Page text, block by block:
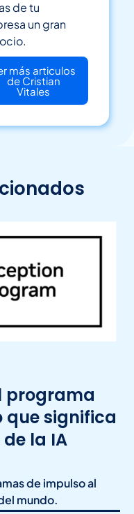
de tu
un gran
más articulos
de Cristian
Vitales
programa
que significa
la IA
de impulso al
mundo.